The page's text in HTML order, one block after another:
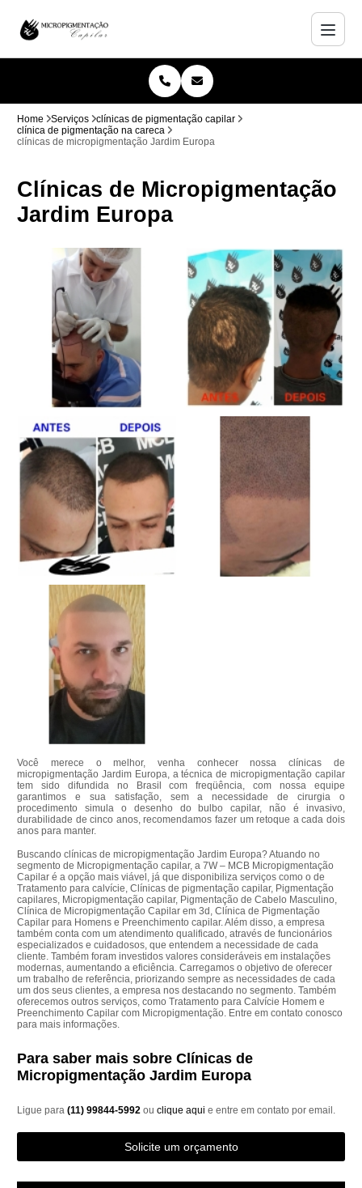
Home Serviços
clínicas de pigmentação capilar
clínica de pigmentação na careca
clínicas de micropigmentação Jardim Europa
Clínicas de Micropigmentação
Jardim Europa
Você merece o melhor, venha conhecer nossa clínicas de
micropigmentação Jardim Europa, a técnica de micropigmentação capilar
tem sido difundida no Brasil com freqüência, com nossa equipe
garantimos e sua satisfação, sem a necessidade de cirurgia o
procedimento simula o desenho do bulbo capilar, não é invasivo,
durabilidade de cinco anos, recomendamos fazer um retoque a cada dois
anos para manter.
Buscando clínicas de micropigmentação Jardim Europa? Atuando no
segmento de Micropigmentação capilar, a 7W – MCB Micropigmentação
Capilar é a opção mais viável, já que disponibiliza serviços como o de
Tratamento para calvície, Clínicas de pigmentação capilar, Pigmentação
capilares, Micropigmentação capilar, Pigmentação de Cabelo Masculino,
Clínica de Micropigmentação Capilar em 3d, Clínica de Pigmentação
Capilar para Homens e Preenchimento capilar. Além disso, a empresa
também conta com um atendimento qualificado, através de funcionários
especializados e cuidadosos, que entendem a necessidade de cada
cliente. Também foram investidos valores consideráveis em instalações
modernas, aumentando a eficiência. Carregamos o objetivo de oferecer
um trabalho de referência, priorizando sempre as necessidades de cada
um dos seus clientes, a empresa nos destacando no segmento. Também
oferecemos outros serviços, como Tratamento para Calvície Homem e
Preenchimento Capilar com Micropigmentação. Entre em contato conosco
para mais informações.
Para saber mais sobre Clínicas de
Micropigmentação Jardim Europa
Ligue para(11) 99844-5992ouclique aqui e entre em contato por email.
Solicite um orçamento